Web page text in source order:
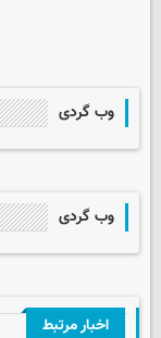
وب گردی
وب گردی
اخبار مرتبط